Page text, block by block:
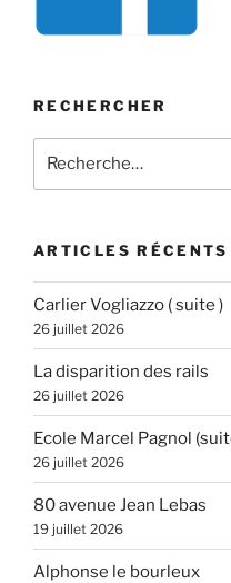
RECHERCHER
pour
ARTICLES RÉCENTS
Carlier Vogliazzo ( suite )
26 juillet 2026
La disparition des rails
26 juillet 2026
Ecole Marcel Pagnol
26 juillet 2026
80 avenue Jean Lebas
19 juillet 2026
Alphonse le bourleux